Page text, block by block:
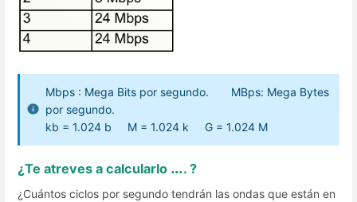
Mbps : Mega Bits por segundo. MBps: Mega Bytes
por segundo.
kb = 1.024 b M = 1.024 k G = 1.024 M
¿Te atreves a calcularlo …. ?
¿Cuántos ciclos por segundo tendrán las ondas que están en